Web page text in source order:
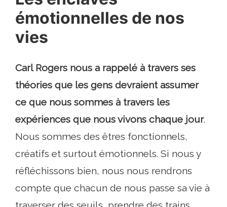
émotionnelles de nos
vies
Carl Rogers nous a rappelé à travers ses
théories que les gens devraient assumer
ce que nous sommes à travers les
expériences que nous vivons chaque jour.
Nous sommes des êtres fonctionnels,
créatifs et surtout émotionnels. Si nous y
réfléchissons bien, nous nous rendrons
compte que chacun de nous passe sa vie à